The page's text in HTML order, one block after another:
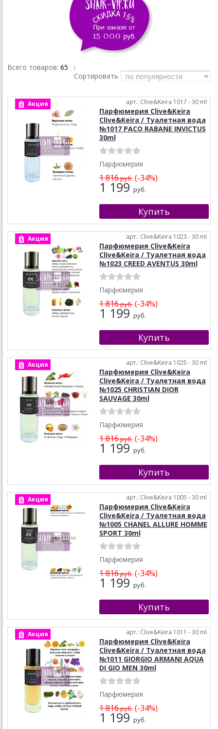
Всего товаров: 65 |
Сортировать
Акция арт.: Clive&Keira 1017 - 30 ml
Парфюмерия Clive&Keira
Clive&Keira / Туалетная вода
№1017 PACO RABANE INVICTUS
30ml
Парфюмерия
1 816руб.(-34%)
1 199 руб.
Акция арт.: Clive&Keira 1023 - 30 ml
Парфюмерия Clive&Keira
Clive&Keira / Туалетная вода
№1023 CREED AVENTUS 30ml
Парфюмерия
1 816руб.(-34%)
1 199 руб.
Акция арт.: Clive&Keira 1025 - 30 ml
Парфюмерия Clive&Keira
Clive&Keira / Туалетная вода
№1025 CHRISTIAN DIOR
SAUVAGE 30ml
Парфюмерия
1 816руб.(-34%)
1 199 руб.
Акция арт.: Clive&Keira 1005 - 30 ml
Парфюмерия Clive&Keira
Clive&Keira / Туалетная вода
№1005 CHANEL ALLURE HOMME
SPORT 30ml
Парфюмерия
1 816руб.(-34%)
1 199 руб.
Акция арт.: Clive&Keira 1011 - 30 ml
Парфюмерия Clive&Keira
Clive&Keira / Туалетная вода
№1011 GIORGIO ARMANI AQUA
DI GIO MEN 30ml
Парфюмерия
1 816руб.(-34%)
1 199 руб.